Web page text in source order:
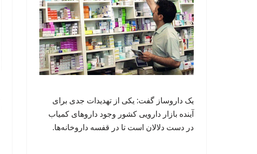
یک داروساز گفت: یکی از تهدیدات جدی برای
آینده بازار دارویی کشور وجود داروهای کمیاب
در دست دلالان است تا در قفسه داروخانه‌ها.